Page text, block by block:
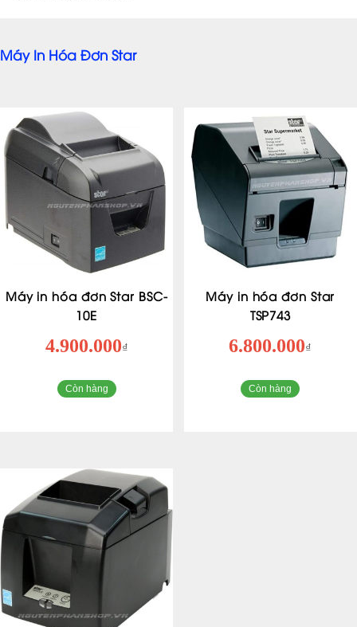
Máy In Hóa Đơn Star
Máy in hóa đơn Star BSC-
10E
4.900.000₫
Còn hàng
Máy in hóa đơn Star
TSP743
6.800.000₫
Còn hàng